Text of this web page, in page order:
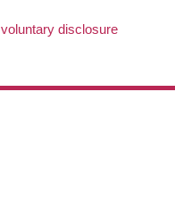
voluntary disclosure